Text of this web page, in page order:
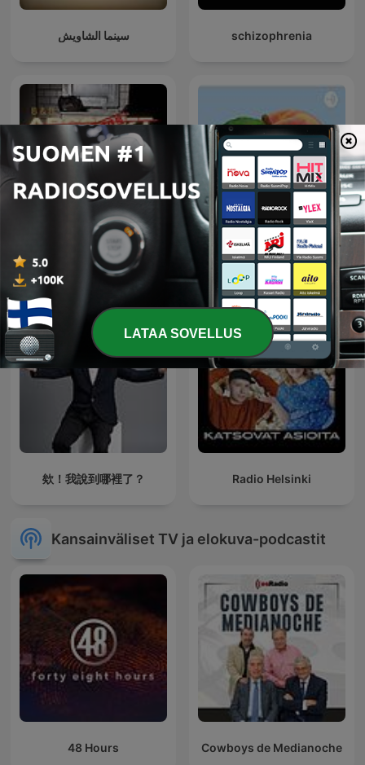
سينما الشاويش schizophrenia
«B&B» fortgsetzt 240 Films
欸！我說到哪裡了？ Radio Helsinki
Kansainväliset TV ja elokuva-podcastit
48 Hours Cowboys de Medianoche
LATAA SOVELLUS